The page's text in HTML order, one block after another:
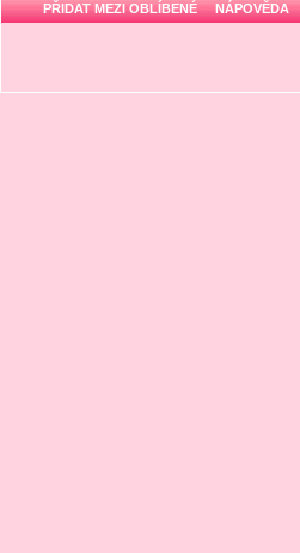
PŘIDAT MEZI OBLÍBENÉ NÁPOVĚDA